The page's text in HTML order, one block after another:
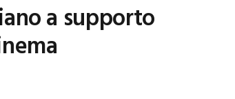
a supporto